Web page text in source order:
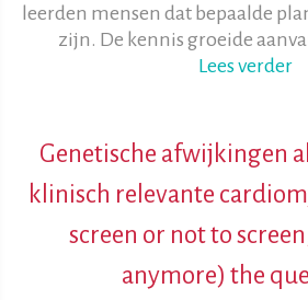
leerden mensen dat bepaalde
zijn. De kennis groeide
Lees verder
Genetische afwijkingen
klinisch relevante
screen or not to
anymore) the